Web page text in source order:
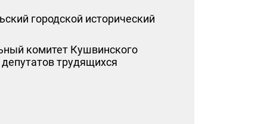
городской исторический
комитет Кушвинского
трудящихся